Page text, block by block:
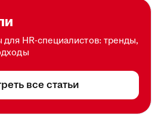
для HR-специалистов: тренды,
все статьи